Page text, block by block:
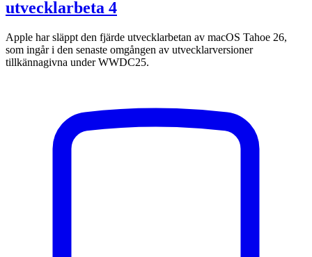
utvecklarbeta 4
Apple har släppt den fjärde utvecklarbetan av macOS Tahoe 26,
som ingår i den senaste omgången av utvecklarversioner
tillkännagivna under WWDC25.